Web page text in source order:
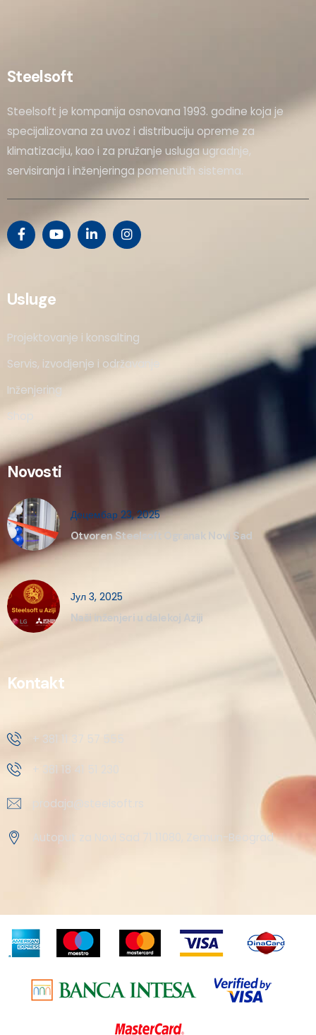
Steelsoft
Steelsoft je kompanija osnovana 1993. godine koja je
specijalizovana za uvoz i distribuciju opreme za
klimatizaciju, kao i za pružanje usluga ugradnje,
servisiranja i inženjeringa pomenutih sistema.
Usluge
Projektovanje i konsalting
Servis, izvodjenje i održavanje
Inženjering
Shop
Novosti
Децембар 23, 2025
Otvoren Steelsoft Ogranak Novi Sad
Јул 3, 2025
Naši inženjeri u dalekoj Aziji
Kontakt
+ 381 11 37 57 555
+ 381 18 41 51 230
prodaja@steelsoft.rs
Autoput za Novi Sad 71 11080, Zemun-Beograd